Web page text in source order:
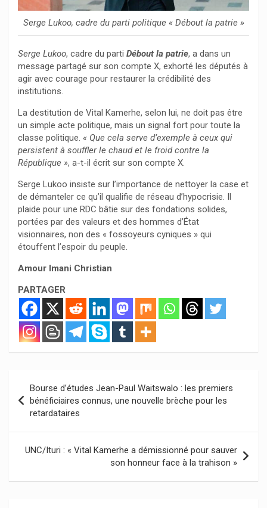
Serge Lukoo, cadre du parti politique « Débout la patrie »
Serge Lukoo, cadre du parti Débout la patrie, a dans un
message partagé sur son compte X, exhorté les députés à
agir avec courage pour restaurer la crédibilité des
institutions.
La destitution de Vital Kamerhe, selon lui, ne doit pas être
un simple acte politique, mais un signal fort pour toute la
classe politique. « Que cela serve d’exemple à ceux qui
persistent à souffler le chaud et le froid contre la
République », a-t-il écrit sur son compte X.
Serge Lukoo insiste sur l’importance de nettoyer la case et
de démanteler ce qu’il qualifie de réseau d’hypocrisie. Il
plaide pour une RDC bâtie sur des fondations solides,
portées par des valeurs et des hommes d’État
visionnaires, non des « fossoyeurs cyniques » qui
étouffent l’espoir du peuple.
Amour Imani Christian
PARTAGER
de
l’article
Bourse d’études Jean-Paul Waitswalo : les premiers
bénéficiaires connus, une nouvelle brèche pour les
retardataires
UNC/Ituri : « Vital Kamerhe a démissionné pour sauver
son honneur face à la trahison »